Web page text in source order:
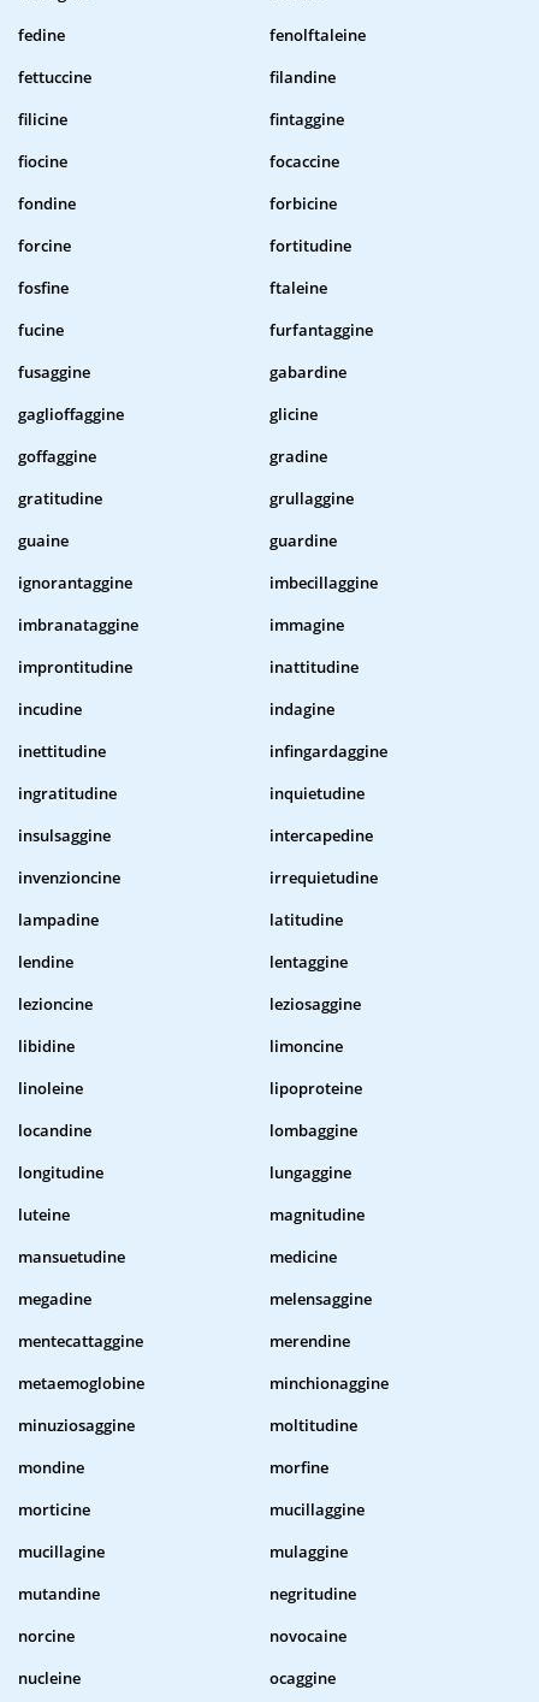
fedine
fenolftaleine
fettuccine
filandine
filicine
fintaggine
fiocine
focaccine
fondine
forbicine
forcine
fortitudine
fosfine
ftaleine
fucine
furfantaggine
fusaggine
gabardine
gaglioffaggine
glicine
goffaggine
gradine
gratitudine
grullaggine
guaine
guardine
ignorantaggine
imbecillaggine
imbranataggine
immagine
improntitudine
inattitudine
incudine
indagine
inettitudine
infingardaggine
ingratitudine
inquietudine
insulsaggine
intercapedine
invenzioncine
irrequietudine
lampadine
latitudine
lendine
lentaggine
lezioncine
leziosaggine
libidine
limoncine
linoleine
lipoproteine
locandine
lombaggine
longitudine
lungaggine
luteine
magnitudine
mansuetudine
medicine
megadine
melensaggine
mentecattaggine
merendine
metaemoglobine
minchionaggine
minuziosaggine
moltitudine
mondine
morfine
morticine
mucillaggine
mucillagine
mulaggine
mutandine
negritudine
norcine
novocaine
nucleine
ocaggine